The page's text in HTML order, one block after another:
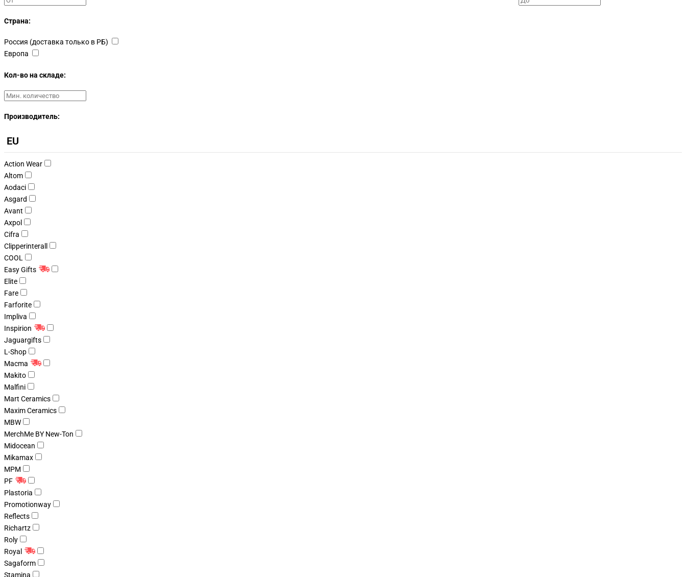
Страна:
Россия (доставка только в РБ)
Европа
Кол-во на складе:
Производитель:
EU
Action Wear
Altom
Aodaci
Asgard
Avant
Axpol
Cifra
Clipperinterall
COOL
Easy Gifts
Elite
Fare
Farforite
Impliva
Inspirion
Jaguargifts
L-Shop
Macma
Makito
Malfini
Mart Ceramics
Maxim Ceramics
MBW
MerchMe BY New-Ton
Midocean
Mikamax
MPM
PF
Plastoria
Promotionway
Reflects
Richartz
Roly
Royal
Sagaform
Stamina